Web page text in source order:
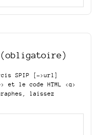
(obligatoire)
SPIP
[->url]
et le code HTML <q>
laissez